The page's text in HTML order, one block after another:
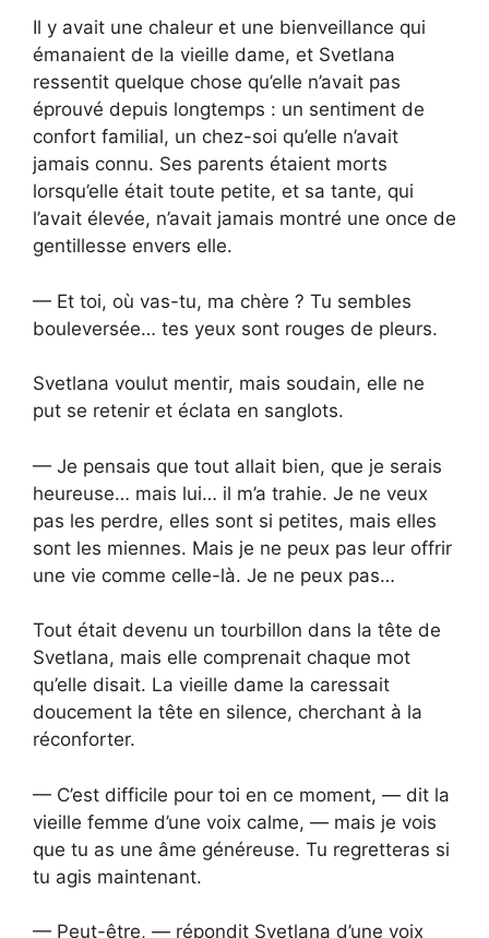
Il y avait une chaleur et une bienveillance qui
émanaient de la vieille dame, et Svetlana
ressentit quelque chose qu’elle n’avait pas
éprouvé depuis longtemps : un sentiment de
confort familial, un chez-soi qu’elle n’avait
jamais connu. Ses parents étaient morts
lorsqu’elle était toute petite, et sa tante, qui
l’avait élevée, n’avait jamais montré une once de
gentillesse envers elle.
— Et toi, où vas-tu, ma chère ? Tu sembles
bouleversée… tes yeux sont rouges de pleurs.
Svetlana voulut mentir, mais soudain, elle ne
put se retenir et éclata en sanglots.
— Je pensais que tout allait bien, que je serais
heureuse… mais lui… il m’a trahie. Je ne veux
pas les perdre, elles sont si petites, mais elles
sont les miennes. Mais je ne peux pas leur offrir
une vie comme celle-là. Je ne peux pas…
Tout était devenu un tourbillon dans la tête de
Svetlana, mais elle comprenait chaque mot
qu’elle disait. La vieille dame la caressait
doucement la tête en silence, cherchant à la
réconforter.
— C’est difficile pour toi en ce moment, — dit la
vieille femme d’une voix calme, — mais je vois
que tu as une âme généreuse. Tu regretteras si
tu agis maintenant.
— Peut-être, — répondit Svetlana d’une voix